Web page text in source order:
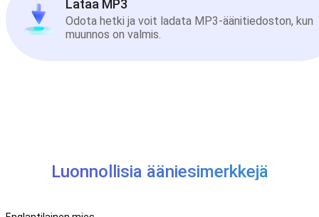
Lataa MP3
Odota hetki ja voit ladata MP3-äänitiedoston, kun
muunnos on valmis.
Luonnollisia ääniesimerkkejä